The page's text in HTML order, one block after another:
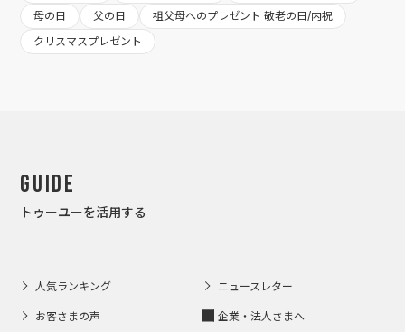
母の日
父の日
祖父母へのプレゼント 敬老の日/内祝
クリスマスプレゼント
Guide
トゥーユーを活用する
人気ランキング ニュースレター
お客さまの声 企業・法人さまへ